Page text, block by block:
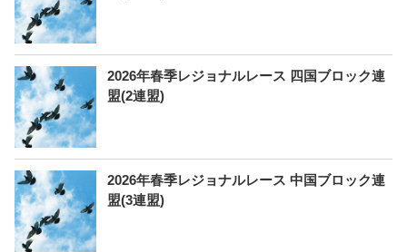
2026年春季レジョナルレース 四国ブロック連
盟(2連盟)
2026年春季レジョナルレース 中国ブロック連
盟(3連盟)